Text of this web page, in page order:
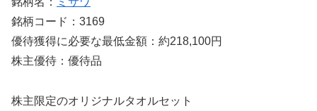
銘柄コード：3169
優待獲得に必要な最低金額：約218,100円
株主優待：優待品
株主限定のオリジナルタオルセット